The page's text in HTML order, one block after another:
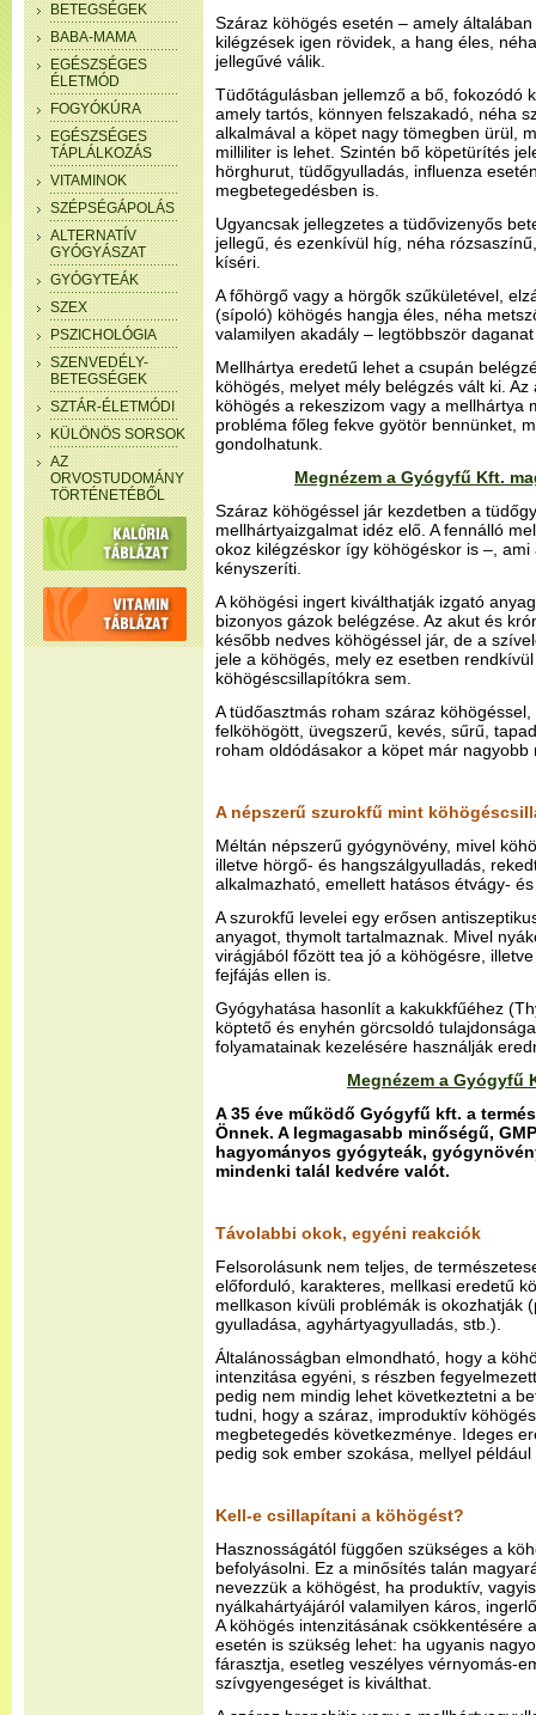
BETEGSÉGEK
BABA-MAMA
EGÉSZSÉGES
ÉLETMÓD
FOGYÓKÚRA
EGÉSZSÉGES
TÁPLÁLKOZÁS
VITAMINOK
SZÉPSÉGÁPOLÁS
ALTERNATÍV
GYÓGYÁSZAT
GYÓGYTEÁK
SZEX
PSZICHOLÓGIA
SZENVEDÉLY-
BETEGSÉGEK
SZTÁR-ÉLETMÓDI
KÜLÖNÖS SORSOK
AZ
ORVOSTUDOMÁNY
TÖRTÉNETÉBŐL
Száraz köhögés esetén – amely
kilégzések igen rövidek, a hang éles,
jellegűvé válik.
Tüdőtágulásban jellemző a bő, fokozódó
amely tartós, könnyen felszakadó, néha
alkalmával a köpet nagy tömegben ürül,
milliliter is lehet. Szintén bő köpetürítés
hörghurut, tüdőgyulladás, influenza
megbetegedésben is.
Ugyancsak jellegzetes a tüdővizenyős
jellegű, és ezenkívül híg, néha
kíséri.
A főhörgő vagy a hörgők szűkületével,
(sípoló) köhögés hangja éles, néha
valamilyen akadály – legtöbbször
Mellhártya eredetű lehet a csupán
köhögés, melyet mély belégzés vált ki.
köhögés a rekeszizom vagy a mellhártya
probléma főleg fekve gyötör bennünket,
gondolhatunk.
Megnézem a Gyógyfű Kft.
Száraz köhögéssel jár kezdetben a
mellhártyaizgalmat idéz elő. A fennálló
okoz kilégzéskor így köhögéskor is –,
kényszeríti.
A köhögési ingert kiválthatják izgató
bizonyos gázok belégzése. Az akut és
később nedves köhögéssel jár, de a
jele a köhögés, mely ez esetben
köhögéscsillapítókra sem.
A tüdőasztmás roham száraz
felköhögött, üvegszerű, kevés, sűrű,
roham oldódásakor a köpet már
A népszerű szurokfű mint
Méltán népszerű gyógynövény, mivel
illetve hörgő- és hangszálgyulladás,
alkalmazható, emellett hatásos étvágy-
A szurokfű levelei egy erősen
anyagot, thymolt tartalmaznak. Mivel
virágjából főzött tea jó a köhögésre,
fejfájás ellen is.
Gyógyhatása hasonlít a kakukkfűéhez
köptető és enyhén görcsoldó
folyamatainak kezelésére használják
Megnézem a Gyógyfű
A 35 éve működő Gyógyfű kft. a
Önnek. A legmagasabb minőségű,
hagyományos gyógyteák,
mindenki talál kedvére valót.
Távolabbi okok, egyéni reakciók
Felsorolásunk nem teljes, de
előforduló, karakteres, mellkasi eredetű
mellkason kívüli problémák is okozhatják
gyulladása, agyhártyagyulladás, stb.).
Általánosságban elmondható, hogy a
intenzitása egyéni, s részben
pedig nem mindig lehet következtetni a
tudni, hogy a száraz, improduktív
megbetegedés következménye. Ideges
pedig sok ember szokása, mellyel
Kell-e csillapítani a köhögést?
Hasznosságától függően szükséges a
befolyásolni. Ez a minősítés talán
nevezzük a köhögést, ha produktív,
nyálkahártyájáról valamilyen káros,
A köhögés intenzitásának csökkentésére
esetén is szükség lehet: ha ugyanis
fárasztja, esetleg veszélyes vérnyomás-
szívgyengeséget is kiválthat.